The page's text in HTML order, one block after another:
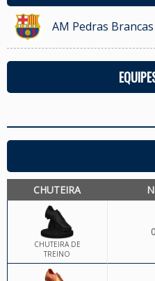
AM Pedras
CHUTEIRA
CHUTEIRA DE
TREINO